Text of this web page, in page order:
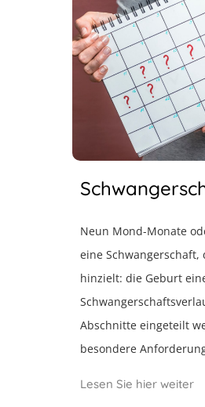
Neun Mond-Monate
eine Schwangerschaft,
hinzielt: die Geburt
Abschnitte eingeteilt
besondere
Lesen Sie hier weiter